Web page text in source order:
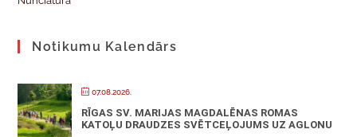
Notikumu Kalendārs
07.08.2026.
RĪGAS SV. MARIJAS MAGDALĒNAS ROMAS
KATOĻU DRAUDZES SVĒTCEĻOJUMS UZ AGLONU